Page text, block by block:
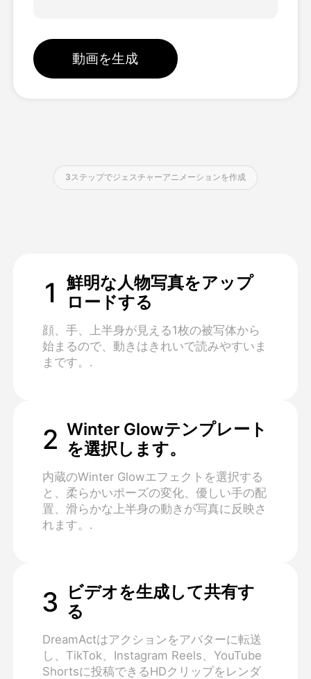
ブログ
動画を生成
3ステップでジェスチャーアニメーションを作成
1
鮮明な人物写真をアップ
ロードする
顔、手、上半身が見える1枚の被写体から
始まるので、動きはきれいで読みやすいま
まです。.
2 Winter Glowテンプレート
を選択します。
内蔵のWinter Glowエフェクトを選択する
と、柔らかいポーズの変化、優しい手の配
置、滑らかな上半身の動きが写真に反映さ
れます。.
3
ビデオを生成して共有す
る
DreamActはアクションをアバターに転送
し、TikTok、Instagram Reels、YouTube
Shortsに投稿できるHDクリップをレンダ